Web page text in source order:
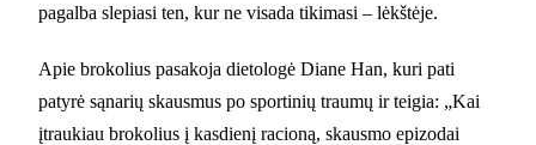
pagalba slepiasi ten, kur ne visada tikimasi – lėkštėje.
Apie brokolius pasakoja dietologė Diane Han, kuri pati
patyrė sąnarių skausmus po sportinių traumų ir teigia: „Kai
įtraukiau brokolius į kasdienį racioną, skausmo epizodai